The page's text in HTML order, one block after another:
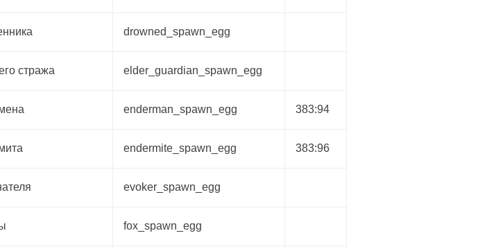
drowned_spawn_egg
стража elder_guardian_spawn_egg
enderman_spawn_egg 383:94
endermite_spawn_egg 383:96
evoker_spawn_egg
fox_spawn_egg